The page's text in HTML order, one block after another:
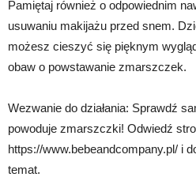
Pamiętaj również o odpowiednim
usuwaniu makijażu przed snem.
możesz cieszyć się pięknym
obaw o powstawanie zmarszczek.
Wezwanie do działania: Sprawdź
powoduje zmarszczki! Odwiedź
https://www.bebeandcompany.pl/ i
temat.